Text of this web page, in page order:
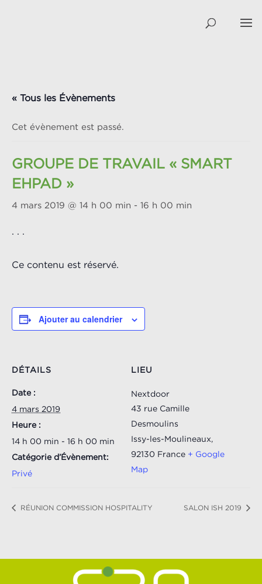
« Tous les Évènements
Cet évènement est passé.
GROUPE DE TRAVAIL « SMART
EHPAD »
4 mars 2019 @ 14 h 00 min - 16 h 00 min
. . .
Ce contenu est réservé.
Ajouter au calendrier
DÉTAILS
Date :
4 mars 2019
Heure :
14 h 00 min - 16 h 00 min
Catégorie d’Évènement:
Privé
LIEU
Nextdoor
43 rue Camille
Desmoulins
Issy-les-Moulineaux,
92130 France + Google
Map
RÉUNION COMMISSION HOSPITALITY SALON ISH 2019